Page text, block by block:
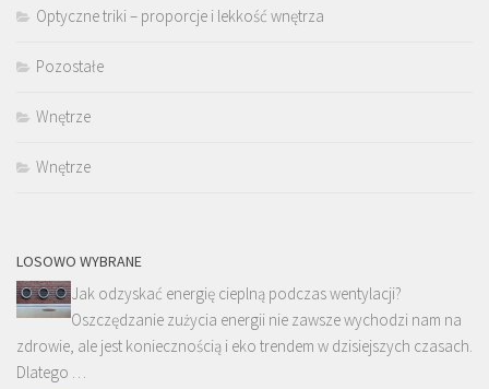
Optyczne triki – proporcje i lekkość wnętrza
Pozostałe
Wnętrze
Wnętrze
LOSOWO WYBRANE
Jak odzyskać energię cieplną podczas wentylacji?
Oszczędzanie zużycia energii nie zawsze wychodzi nam na
zdrowie, ale jest koniecznością i eko trendem w dzisiejszych czasach.
Dlatego …